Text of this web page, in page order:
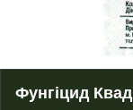
Фунгіцид